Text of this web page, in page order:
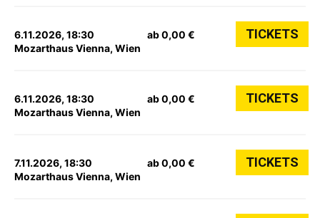
6.11.2026, 18:30
Mozarthaus Vienna, Wien
ab 0,00 € TICKETS
6.11.2026, 18:30
Mozarthaus Vienna, Wien
ab 0,00 € TICKETS
7.11.2026, 18:30
Mozarthaus Vienna, Wien
ab 0,00 € TICKETS